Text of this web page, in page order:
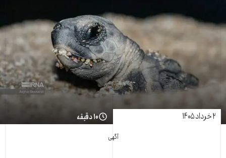
۲ خرداد ۱۴۰۵ ۱۰ دقیقه
آگهی